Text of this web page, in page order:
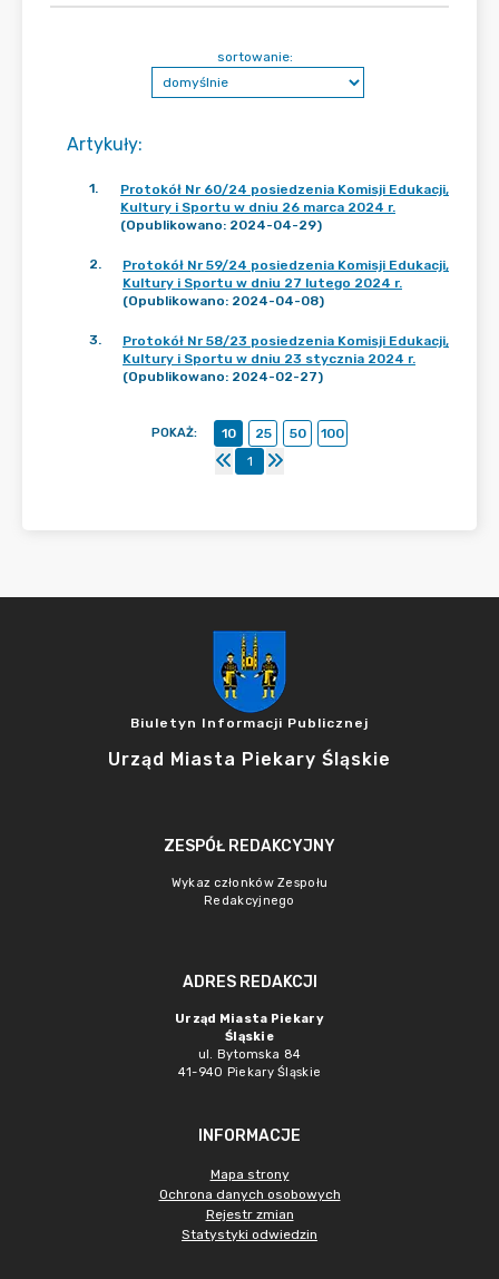
Artykuły:
sortowanie:
1.
Protokół Nr 60/24 posiedzenia Komisji Edukacji,
Kultury i Sportu w dniu 26 marca 2024 r.
(Opublikowano: 2024-04-29)
2.
Protokół Nr 59/24 posiedzenia Komisji Edukacji,
Kultury i Sportu w dniu 27 lutego 2024 r.
(Opublikowano: 2024-04-08)
3.
Protokół Nr 58/23 posiedzenia Komisji Edukacji,
Kultury i Sportu w dniu 23 stycznia 2024 r.
(Opublikowano: 2024-02-27)
POKAŻ: 10 25 50
100
1
Biuletyn Informacji Publicznej
Urząd Miasta Piekary Śląskie
ZESPÓŁ REDAKCYJNY
Wykaz członków Zespołu
Redakcyjnego
ADRES REDAKCJI
Urząd Miasta Piekary
Śląskie
ul. Bytomska 84
41-940 Piekary Śląskie
INFORMACJE
Mapa strony
Ochrona danych osobowych
Rejestr zmian
Statystyki odwiedzin